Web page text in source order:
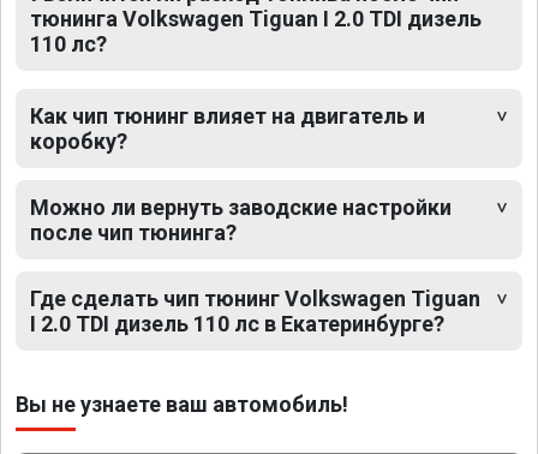
тюнинга Volkswagen Tiguan I 2.0 TDI дизель
110 лс?
Как чип тюнинг влияет на двигатель и
коробку?
Можно ли вернуть заводские настройки
после чип тюнинга?
Где сделать чип тюнинг Volkswagen Tiguan
I 2.0 TDI дизель 110 лс в Екатеринбурге?
Вы не узнаете ваш автомобиль!